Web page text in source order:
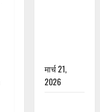
मार्च 21,
2026